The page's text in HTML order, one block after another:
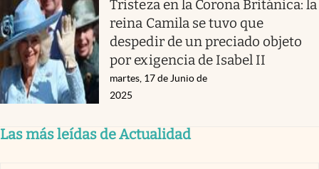
Tristeza en la Corona Británica: la
reina Camila se tuvo que
despedir de un preciado objeto
por exigencia de Isabel II
martes, 17 de Junio de
2025
Las más leídas de Actualidad